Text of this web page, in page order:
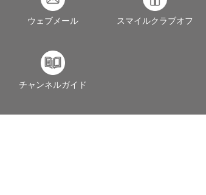
ウェブメール スマイルクラブオフ
チャンネルガイド